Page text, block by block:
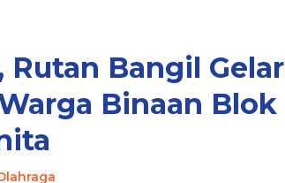
Bangil Gelar
Binaan Blok